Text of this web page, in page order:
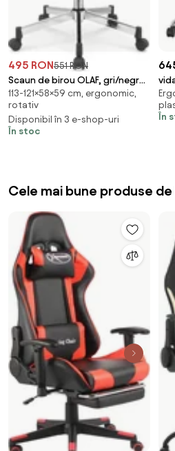
495 RON551 RON
Scaun de birou OLAF, gri/negru,
stofa/metal, 58x59x113/121 cm
113-121×58×59 cm, ergonomic,
rotativ
Disponibil în 3 e-shop-uri
În stoc
În
Cele mai bune produse de